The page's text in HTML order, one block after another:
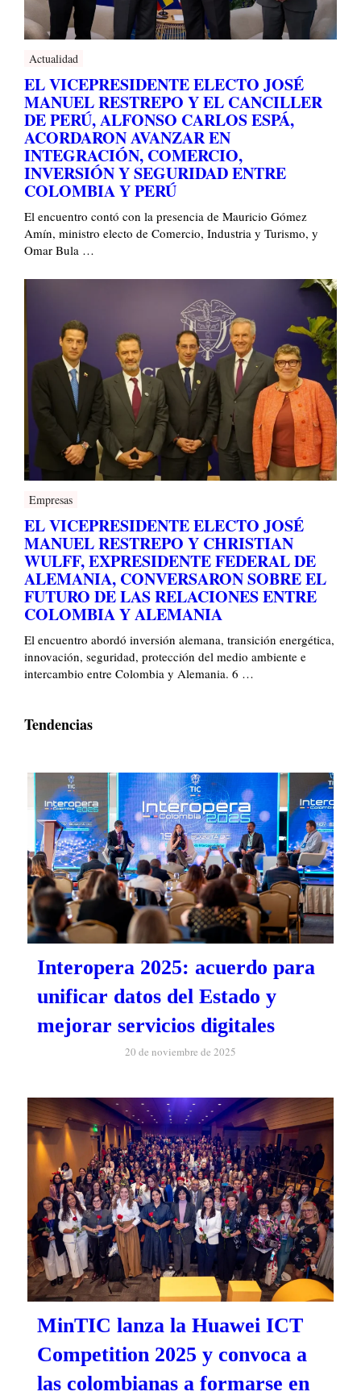
Actualidad
EL VICEPRESIDENTE ELECTO JOSÉ
MANUEL RESTREPO Y EL CANCILLER
DE PERÚ, ALFONSO CARLOS ESPÁ,
ACORDARON AVANZAR EN
INTEGRACIÓN, COMERCIO,
INVERSIÓN Y SEGURIDAD ENTRE
COLOMBIA Y PERÚ
El encuentro contó con la presencia de Mauricio Gómez
Amín, ministro electo de Comercio, Industria y Turismo, y
Omar Bula …
Empresas
EL VICEPRESIDENTE ELECTO JOSÉ
MANUEL RESTREPO Y CHRISTIAN
WULFF, EXPRESIDENTE FEDERAL DE
ALEMANIA, CONVERSARON SOBRE EL
FUTURO DE LAS RELACIONES ENTRE
COLOMBIA Y ALEMANIA
El encuentro abordó inversión alemana, transición energética,
innovación, seguridad, protección del medio ambiente e
intercambio entre Colombia y Alemania. 6 …
Tendencias
Interopera 2025: acuerdo para
unificar datos del Estado y
mejorar servicios digitales
20 de noviembre de 2025
MinTIC lanza la Huawei ICT
Competition 2025 y convoca a
las colombianas a formarse en